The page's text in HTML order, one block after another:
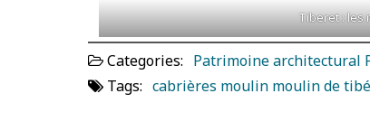
Tiberet : les
Categories: Patrimoine architectural
Tags: cabrières moulin moulin de